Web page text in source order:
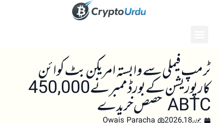
ٹرمپ فیملی سے وابستہ امریکن بٹ کوائن
کارپوریشن کے بورڈ ممبر نے 450,000
ABTC حصص خریدے